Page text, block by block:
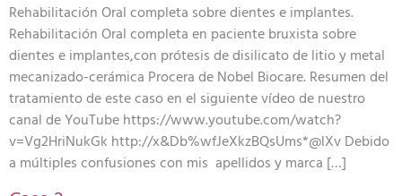
Rehabilitación Oral completa sobre dientes e implantes.
Rehabilitación Oral completa en paciente bruxista sobre
dientes e implantes,con prótesis de disilicato de litio y metal
mecanizado-cerámica Procera de Nobel Biocare. Resumen del
tratamiento de este caso en el siguiente vídeo de nuestro
canal de YouTube https://www.youtube.com/watch?
v=Vg2HriNukGk http://x&Db%wfJeXkzBQsUms*@lXv Debido
a múltiples confusiones con mis apellidos y marca […]